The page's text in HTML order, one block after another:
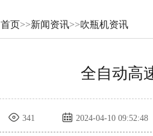
首页>>新闻资讯>>吹瓶机资讯
全自动高
341 2024-04-10 09:52:48